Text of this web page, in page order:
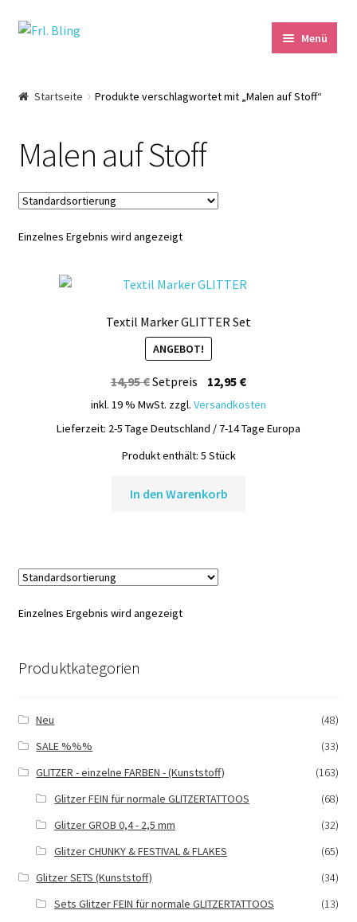
Zur
Springe
Menü
Datenschutzerklärung
Echtheit von Bewertungen
Impressum
Kasse
Versandbedingungen
Vertrag widerrufen
Zahlungsbedingungen
Startseite Produkte verschlagwortet mit „Malen auf Stoff“
Malen auf Stoff
Einzelnes Ergebnis wird angezeigt
Textil Marker GLITTER Set
ANGEBOT!
14,95€Ursprünglicher
Preis
Setpreis 12,95 €Aktueller
Preis
12,95 €.
inkl. 19 % MwSt. zzgl. Versandkosten
Lieferzeit: 2-5 Tage Deutschland / 7-14 Tage Europa
Produkt enthält: 5 Stück
In den Warenkorb
Einzelnes Ergebnis wird angezeigt
Produktkategorien
Neu
(48)
SALE %%%
(33)
GLITZER - einzelne FARBEN - (Kunststoff)
(163)
Glitzer FEIN für normale GLITZERTATTOOS
(68)
Glitzer GROB 0,4 - 2,5 mm
(32)
Glitzer CHUNKY & FESTIVAL & FLAKES
(65)
Glitzer SETS (Kunststoff)
(34)
Sets Glitzer FEIN für normale GLITZERTATTOOS
(13)